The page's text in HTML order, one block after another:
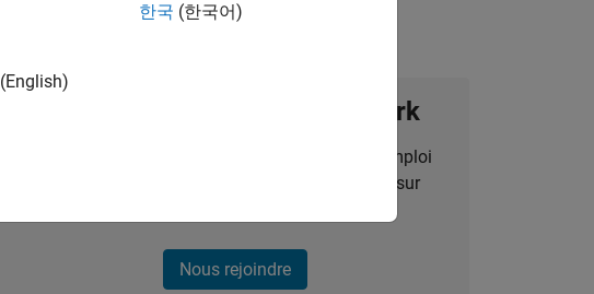
Rejoignez notre Talent Network
Recevez des alertes pour des opportunités d'emploi
personnalisées, des articles et des actualités sur
Nous rejoindre
(English)
한국 (한국어)